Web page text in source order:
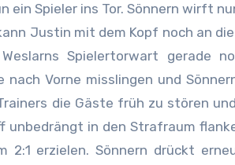
Spieler ins Tor. Sönnern wirft
Justin mit dem Kopf noch an
Spielertorwart gerade
Vorne misslingen und
die Gäste früh zu stören
unbedrängt in den Strafraum
erzielen. Sönnern drückt